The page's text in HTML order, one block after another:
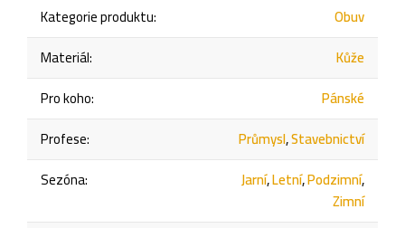
Kategorie produktu:
Obuv
Materiál:
Kůže
Pro koho:
Pánské
Profese: Průmysl,Stavebnictví
Sezóna: Jarní,Letní,Podzimní,
Zimní